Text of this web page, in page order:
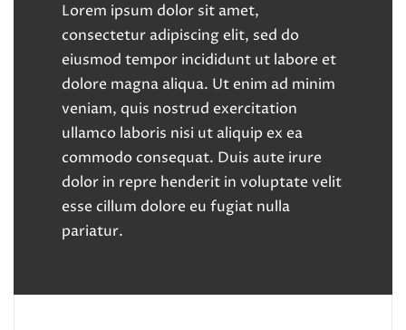
Lorem ipsum dolor sit amet,
consectetur adipiscing elit, sed do
eiusmod tempor incididunt ut labore et
dolore magna aliqua. Ut enim ad minim
veniam, quis nostrud exercitation
ullamco laboris nisi ut aliquip ex ea
commodo consequat. Duis aute irure
dolor in repre henderit in voluptate velit
esse cillum dolore eu fugiat nulla
pariatur.